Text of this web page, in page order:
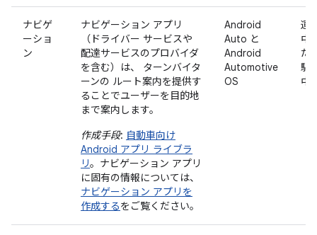
ナビゲ
ーショ
ン
ナビゲーション アプリ
（ドライバー サービスや
配達サービスのプロバイダ
を含む）は、 ターンバイタ
ーンの ルート案内を提供す
ることでユーザーを目的地
まで案内します。
作成手段: 自動車向け
Android アプリ ライブラ
リ。ナビゲーション アプリ
に固有の情報については、
ナビゲーション アプリを
作成するをご覧ください。
Android
Auto と
Android
Automotive
OS
運
中
た
駐
中